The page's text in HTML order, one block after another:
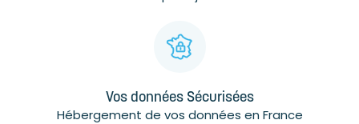
Vos données Sécurisées
Hébergement de vos données en France